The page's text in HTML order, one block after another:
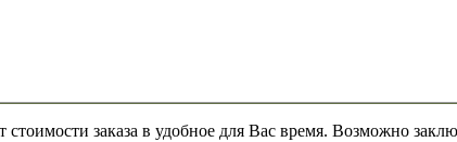
заказа в удобное для Вас время. Возможно